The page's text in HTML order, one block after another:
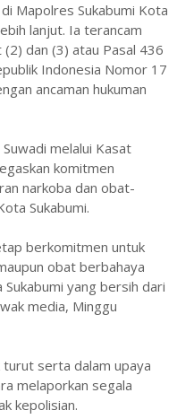
Mapolres Sukabumi Kota
lanjut. Ia terancam
dan (3) atau Pasal 436
Indonesia Nomor 17
ancaman hukuman
melalui Kasat
komitmen
narkoba dan obat-
Sukabumi.
berkomitmen untuk
obat berbahaya
yang bersih dari
media, Minggu
serta dalam upaya
melaporkan segala
kepolisian.